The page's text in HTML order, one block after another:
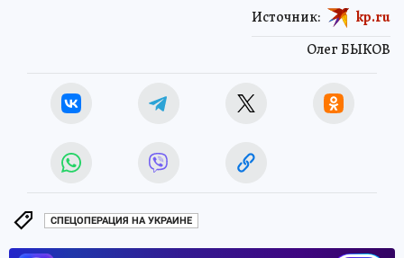
Олег БЫКОВ
Источник: kp.ru
СПЕЦОПЕРАЦИЯ НА УКРАИНЕ